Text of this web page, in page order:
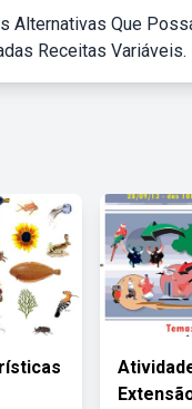
Alternativas Que
Receitas Variáveis.